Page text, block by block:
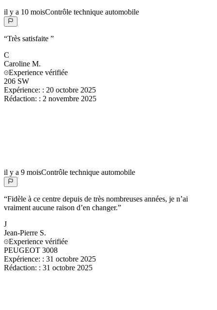
il y a 10 moisContrôle technique automobile
“Très satisfaite ”
C
Caroline M.
Experience vérifiée
206 SW
Expérience: : 20 octobre 2025
Rédaction: : 2 novembre 2025
il y a 9 moisContrôle technique automobile
“Fidèle à ce centre depuis de très nombreuses années, je n’ai
vraiment aucune raison d’en changer.”
J
Jean-Pierre S.
Experience vérifiée
PEUGEOT 3008
Expérience: : 31 octobre 2025
Rédaction: : 31 octobre 2025